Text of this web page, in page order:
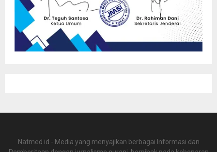
Natmed.id - Media yang menyajikan berbagai Informasi dan